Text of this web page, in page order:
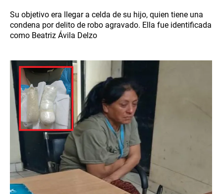
Su objetivo era llegar a celda de su hijo, quien tiene una
condena por delito de robo agravado. Ella fue identificada
como Beatriz Ávila Delzo